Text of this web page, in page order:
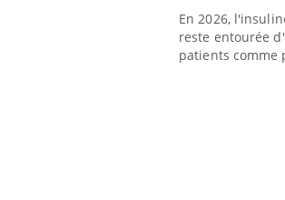
En 2026,
reste entourée
patients comme